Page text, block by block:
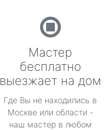
Мастер
бесплатно
выезжает на дом
Где Вы не находились в
Москве или области -
наш мастер в любом